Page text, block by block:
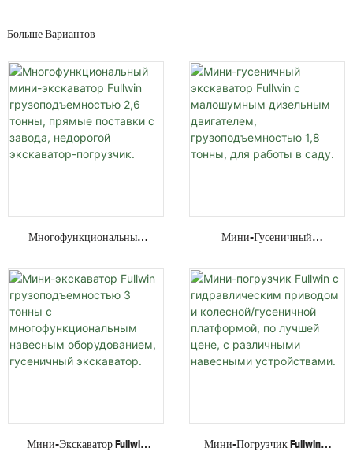
Больше Вариантов
Многофункциональный
Грузоподъемностью 2,6
Тонны, Прямые Поставки С
Завода, Недорогой
Экскаватор-Погрузчик.
Мини-Гусеничный
Малошумным Дизельным
Двигателем,
Грузоподъемностью 1,8
Тонны, Для Работы В Саду.
Мини-Экскаватор Fullwin
Мини-Погрузчик Fullwin С